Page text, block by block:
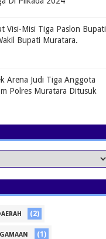
Visi-Misi Tiga Paslon Bupati
Bupati Muratara.
Arena Judi Tiga Anggota
Polres Muratara Ditusuk
(2)
(1)